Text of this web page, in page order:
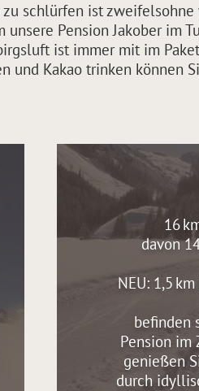
schlürfen ist
Pension Jakober im
ist immer mit im
und Kakao trinken können
16
davon
NEU: 1,5
befinden
Pension im
genießen
durch